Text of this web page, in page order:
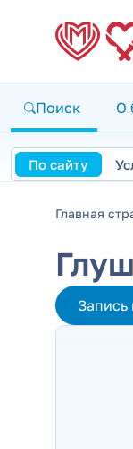
Поиск О
По сайту
Главная
Запись